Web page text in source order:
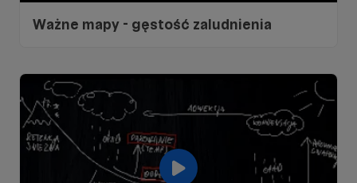
Ważne mapy - gęstość zaludnienia